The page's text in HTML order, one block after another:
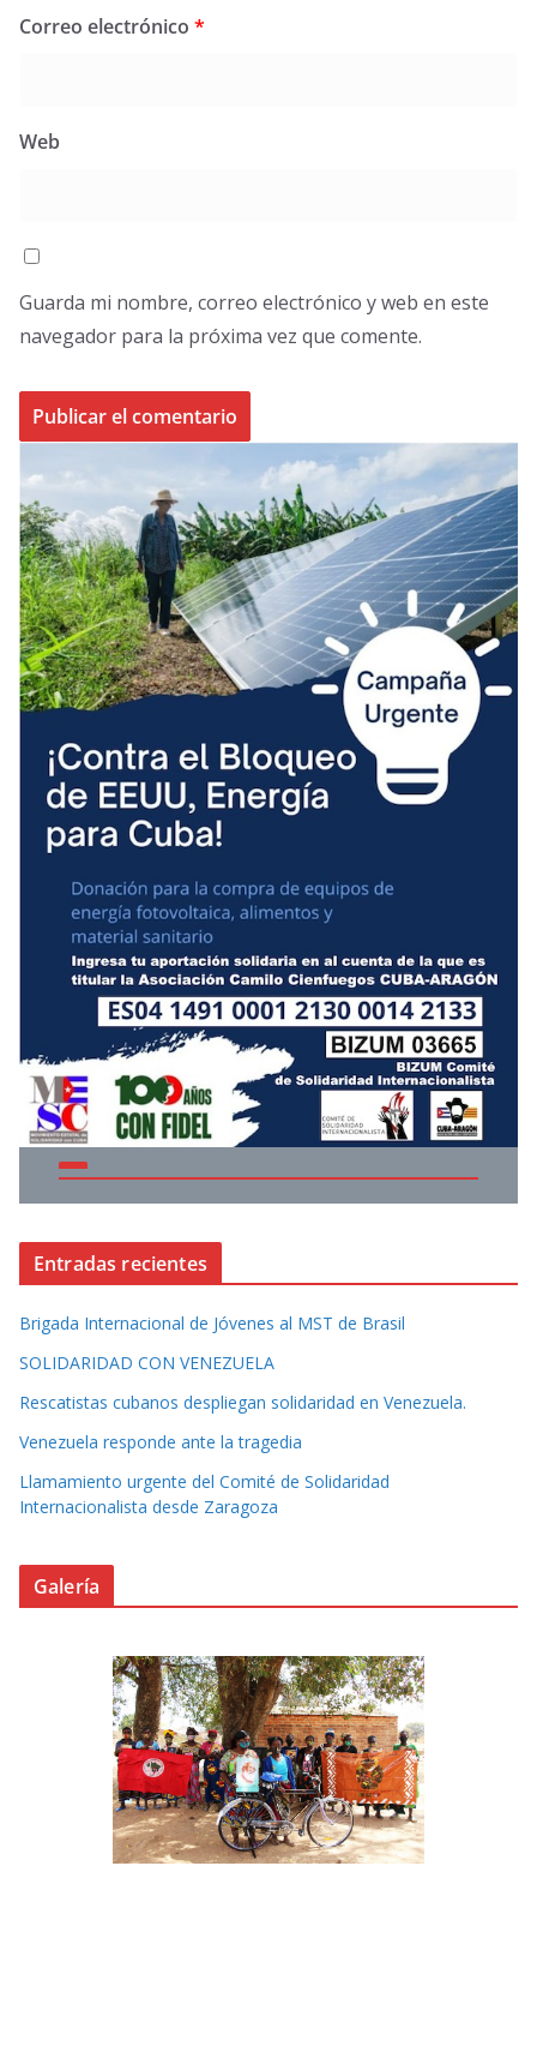
Correo electrónico *
Web
Guarda mi nombre, correo electrónico y web en este
navegador para la próxima vez que comente.
Entradas recientes
Brigada Internacional de Jóvenes al MST de Brasil
SOLIDARIDAD CON VENEZUELA
Rescatistas cubanos despliegan solidaridad en Venezuela.
Venezuela responde ante la tragedia
Llamamiento urgente del Comité de Solidaridad
Internacionalista desde Zaragoza
Galería